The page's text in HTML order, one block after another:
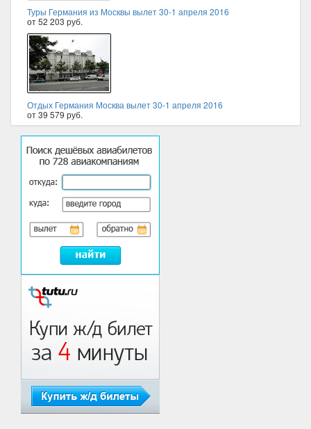
Туры Германия из Москвы вылет 30-1 апреля 2016
от 52 203 руб.
Отдых Германия Москва вылет 30-1 апреля 2016
от 39 579 руб.